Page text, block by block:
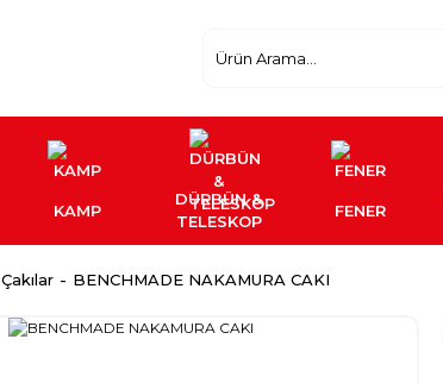
KAMP
DÜRBÜN &
TELESKOP
FENER
Çakılar BENCHMADE NAKAMURA CAKI